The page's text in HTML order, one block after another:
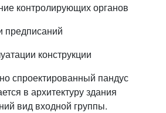
контролирующих органов
предписаний
конструкции
спроектированный пандус
в архитектуру здания
вид входной группы.